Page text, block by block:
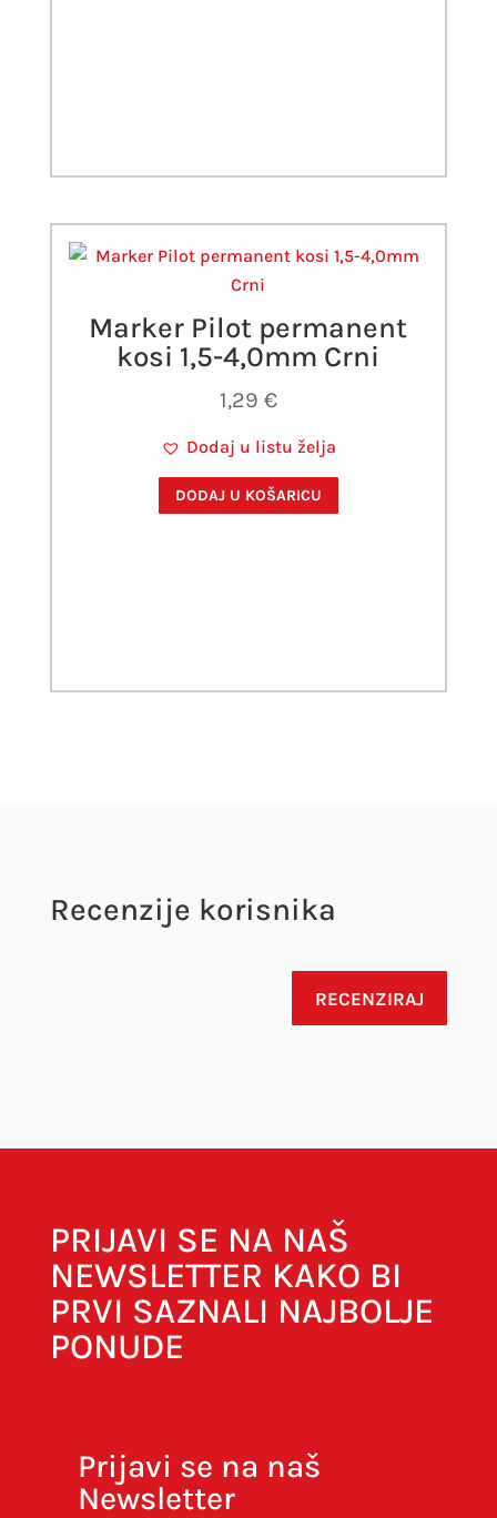
Marker Pilot permanent
kosi 1,5-4,0mm Crni
1,29 €
Dodaj u listu želja
DODAJ U KOŠARICU
Recenzije korisnika
RECENZIRAJ
Spremi moje ime, e-poštu i web-stranicu u
PRIJAVI SE NA NAŠ
NEWSLETTER KAKO BI
PRVI SAZNALI NAJBOLJE
PONUDE
Prijavi se na naš
Newsletter